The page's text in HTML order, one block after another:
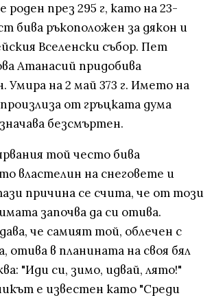
роден през 295 г, като на 23-
бива ръкоположен за дякон и
Вселенски събор. Пет
Атанасий придобива
Умира на 2 май 373 г. Името на
от гръцката дума
безсмъртен.
той често бива
властелин на снеговете и
причина се счита, че от този
започва да си отива.
че самият той, облечен с
отива в планината на своя бял
"Иди си, зимо, идвай, лято!"
е известен като "Среди